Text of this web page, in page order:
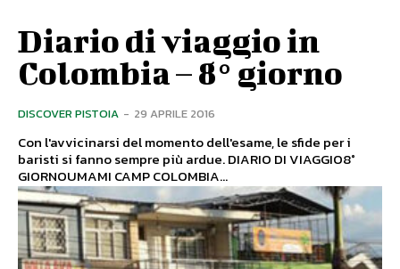
Diario di viaggio in
Colombia – 8° giorno
DISCOVER PISTOIA - 29 APRILE 2016
Con l'avvicinarsi del momento dell'esame, le sfide per i
baristi si fanno sempre più ardue. DIARIO DI VIAGGIO8°
GIORNOUMAMI CAMP COLOMBIA...